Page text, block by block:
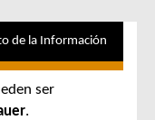
de la Información
ser
.